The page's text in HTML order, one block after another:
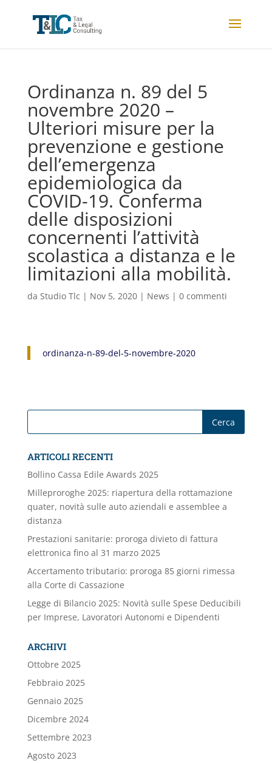
Ordinanza n. 89 del 5
novembre 2020 –
Ulteriori misure per la
prevenzione e gestione
dell’emergenza
epidemiologica da
COVID-19. Conferma
delle disposizioni
concernenti l’attività
scolastica a distanza e le
limitazioni alla mobilità.
da Studio Tlc | Nov 5, 2020| News | 0 commenti
ordinanza-n-89-del-5-novembre-2020
ARTICOLI RECENTI
Bollino Cassa Edile Awards 2025
Milleproroghe 2025: riapertura della rottamazione
quater, novità sulle auto aziendali e assemblee a
distanza
Prestazioni sanitarie: proroga divieto di fattura
elettronica fino al 31 marzo 2025
Accertamento tributario: proroga 85 giorni rimessa
alla Corte di Cassazione
Legge di Bilancio 2025: Novità sulle Spese Deducibili
per Imprese, Lavoratori Autonomi e Dipendenti
ARCHIVI
Ottobre 2025
Febbraio 2025
Gennaio 2025
Dicembre 2024
Settembre 2023
Agosto 2023